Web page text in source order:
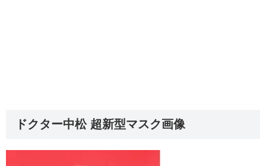
ドクター中松 超新型マスク画像